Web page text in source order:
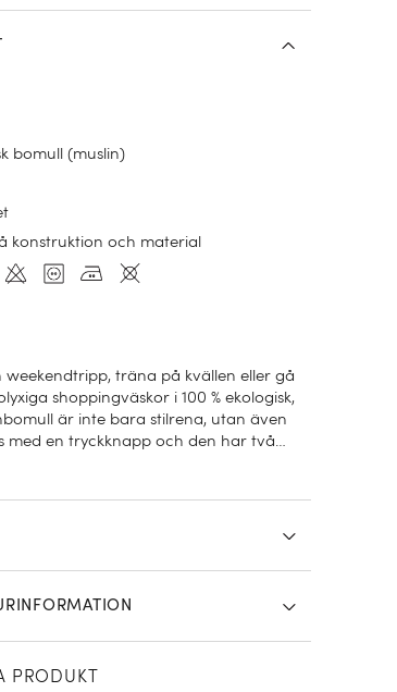
bomull (muslin)
konstruktion och material
weekendtripp, träna på kvällen eller gå
shoppingväskor i 100 % ekologisk,
är inte bara stilrena, utan även
med en tryckknapp och den har två
PRODUKT